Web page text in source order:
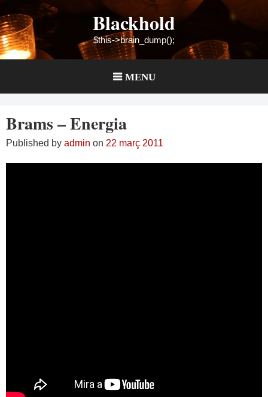
to
content
Blackhold
$this->brain_dump();
MENU
Brams – Energia
Published by admin on 22 març 2011